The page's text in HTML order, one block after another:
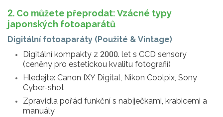
2. Co můžete přeprodat: Vzácné typy
japonských fotoaparátů
Digitální fotoaparáty (Použité & Vintage)
Digitální kompakty z 2000. let s CCD sensory
(ceněny pro estetickou kvalitu fotografií)
Hledejte: Canon IXY Digital, Nikon Coolpix, Sony
Cyber-shot
Zpravidla pořád funkční s nabíječkami, krabicemi a
manuály